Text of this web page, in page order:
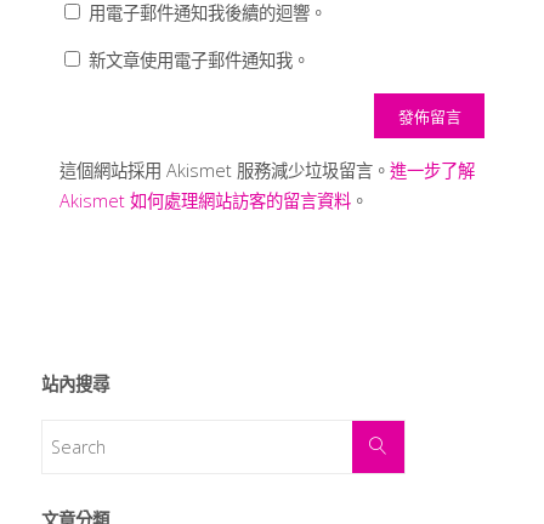
用電子郵件通知我後續的迴響。
新文章使用電子郵件通知我。
這個網站採用 Akismet 服務減少垃圾留言。 進一步了解
Akismet 如何處理網站訪客的留言資料。
站內搜尋